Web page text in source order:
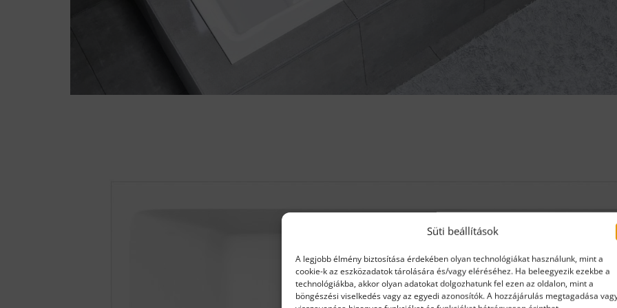
Süti beállítások
A legjobb élmény biztosítása érdekében olyan technológiákat használunk, mint a
cookie-k az eszközadatok tárolására és/vagy eléréséhez. Ha beleegyezik ezekbe a
technológiákba, akkor olyan adatokat dolgozhatunk fel ezen az oldalon, mint a
böngészési viselkedés vagy az egyedi azonosítók. A hozzájárulás megtagadása